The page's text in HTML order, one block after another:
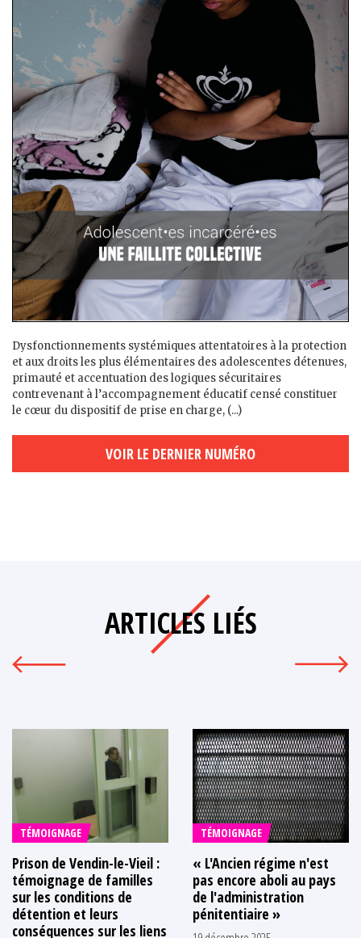
Dysfonctionnements systémiques attentatoires à la protection
et aux droits les plus élémentaires des adolescent·es détenu·es,
primauté et accentuation des logiques sécuritaires
contrevenant à l’accompagnement éducatif censé constituer
le cœur du dispositif de prise en charge, (...)
VOIR LE DERNIER NUMÉRO
ARTICLES LIÉS
TÉMOIGNAGE
Prison de Vendin-le-Vieil :
témoignage de familles
sur les conditions de
détention et leurs
conséquences sur les liens
TÉMOIGNAGE
« L'Ancien régime n'est
pas encore aboli au pays
de l'administration
pénitentiaire »